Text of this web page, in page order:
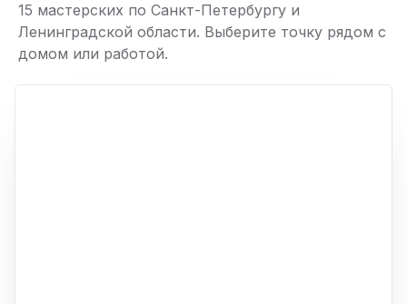
15 мастерских по Санкт-Петербургу и
Ленинградской области. Выберите точку рядом с
домом или работой.